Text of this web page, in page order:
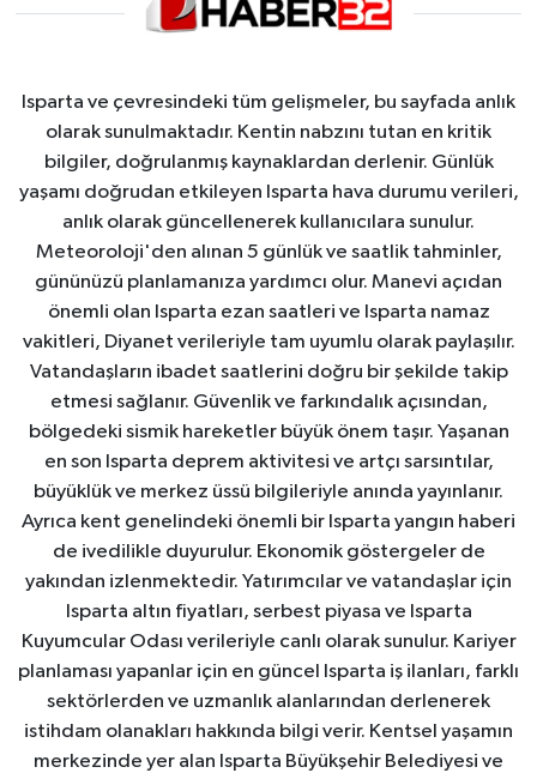
Isparta ve çevresindeki tüm gelişmeler, bu sayfada anlık
olarak sunulmaktadır. Kentin nabzını tutan en kritik
bilgiler, doğrulanmış kaynaklardan derlenir. Günlük
yaşamı doğrudan etkileyen Isparta hava durumu verileri,
anlık olarak güncellenerek kullanıcılara sunulur.
Meteoroloji'den alınan 5 günlük ve saatlik tahminler,
gününüzü planlamanıza yardımcı olur. Manevi açıdan
önemli olan Isparta ezan saatleri ve Isparta namaz
vakitleri, Diyanet verileriyle tam uyumlu olarak paylaşılır.
Vatandaşların ibadet saatlerini doğru bir şekilde takip
etmesi sağlanır. Güvenlik ve farkındalık açısından,
bölgedeki sismik hareketler büyük önem taşır. Yaşanan
en son Isparta deprem aktivitesi ve artçı sarsıntılar,
büyüklük ve merkez üssü bilgileriyle anında yayınlanır.
Ayrıca kent genelindeki önemli bir Isparta yangın haberi
de ivedilikle duyurulur. Ekonomik göstergeler de
yakından izlenmektedir. Yatırımcılar ve vatandaşlar için
Isparta altın fiyatları, serbest piyasa ve Isparta
Kuyumcular Odası verileriyle canlı olarak sunulur. Kariyer
planlaması yapanlar için en güncel Isparta iş ilanları, farklı
sektörlerden ve uzmanlık alanlarından derlenerek
istihdam olanakları hakkında bilgi verir. Kentsel yaşamın
merkezinde yer alan Isparta Büyükşehir Belediyesi ve